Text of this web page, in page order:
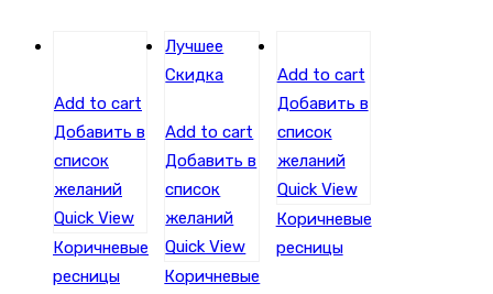
Add to cart
Добавить в
список
желаний
Quick View
Коричневые
ресницы
Лучшее
Скидка
Add to cart
Добавить в
список
желаний
Quick View
Коричневые
Add to cart
Добавить в
список
желаний
Quick View
Коричневые
ресницы